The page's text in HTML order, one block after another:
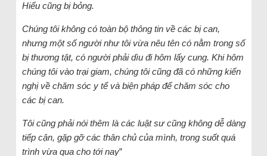
Hiểu cũng bị bỏng.
Chúng tôi không có toàn bộ thông tin về các bị can,
nhưng một số người như tôi vừa nêu tên có nằm trong số
bị thương tật, có người phải dìu đi hôm lấy cung. Khi hôm
chúng tôi vào trại giam, chúng tôi cũng đã có những kiến
nghị về chăm sóc y tế và biện pháp để chăm sóc cho
các bị can.
Tôi cũng phải nói thêm là các luật sư cũng không dễ dàng
tiếp cận, gặp gỡ các thân chủ của mình, trong suốt quá
trình vừa qua cho tới nay”